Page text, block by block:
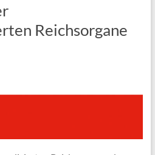
Reichsorgane